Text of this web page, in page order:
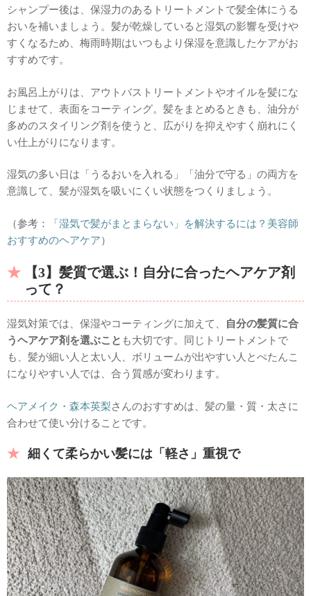
シャンプー後は、保湿力のあるトリートメントで髪全体にうる
おいを補いましょう。髪が乾燥していると湿気の影響を受けや
すくなるため、梅雨時期はいつもより保湿を意識したケアがお
すすめです。
お風呂上がりは、アウトバストリートメントやオイルを髪にな
じませて、表面をコーティング。髪をまとめるときも、油分が
多めのスタイリング剤を使うと、広がりを抑えやすく崩れにく
い仕上がりになります。
湿気の多い日は「うるおいを入れる」「油分で守る」の両方を
意識して、髪が湿気を吸いにくい状態をつくりましょう。
（参考：
「湿気で髪がまとまらない」を解決するには？美容師
おすすめのヘアケア）
【3】髪質で選ぶ！自分に合ったヘアケア剤
って？
湿気対策では、保湿やコーティングに加えて、
自分の髪質に合
うヘアケア剤を選ぶこと も大切です。同じトリートメントで
も、髪が細い人と太い人、ボリュームが出やすい人とぺたんこ
になりやすい人では、合う質感が変わります。
ヘアメイク・森本英梨さんのおすすめは、髪の量・質・太さに
合わせて使い分けることです。
細くて柔らかい髪には「軽さ」重視で